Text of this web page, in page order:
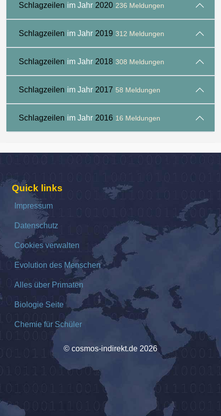
Schlagzeilen im Jahr 2020 236 Meldungen
Schlagzeilen im Jahr 2019 312 Meldungen
Schlagzeilen im Jahr 2018 308 Meldungen
Schlagzeilen im Jahr 2017 58 Meldungen
Schlagzeilen im Jahr 2016 16 Meldungen
Quick links
Impressum
Datenschutz
Cookies verwalten
Evolution des Menschen
Alles über Primaten
Biologie Seite
Chemie für Schüler
© cosmos-indirekt.de 2026